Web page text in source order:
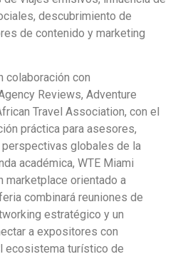
descubrimiento de
de contenido y marketing
colaboración con
Reviews, Adventure
Travel Association, con el
práctica para asesores,
globales de la
académica, WTE Miami
marketplace orientado a
combinará reuniones de
estratégico y un
a expositores con
ecosistema turístico de